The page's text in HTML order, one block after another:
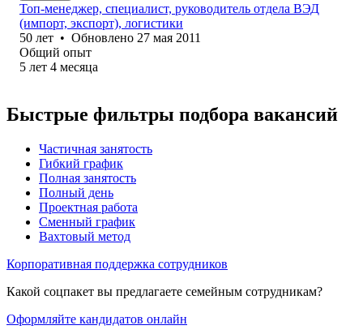
Топ-менеджер, специалист, руководитель отдела ВЭД
(импорт, экспорт), логистики
50 лет • Обновлено 27 мая 2011
Общий опыт
5 лет 4 месяца
Быстрые фильтры подбора вакансий
Частичная занятость
Гибкий график
Полная занятость
Полный день
Проектная работа
Сменный график
Вахтовый метод
Корпоративная поддержка сотрудников
Какой соцпакет вы предлагаете семейным сотрудникам?
Оформляйте кандидатов онлайн